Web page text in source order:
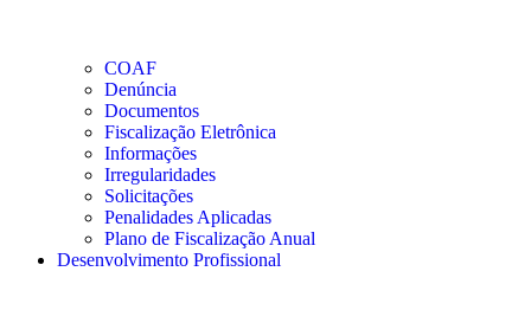
COAF
Denúncia
Documentos
Fiscalização Eletrônica
Informações
Irregularidades
Solicitações
Penalidades Aplicadas
Plano de Fiscalização Anual
Desenvolvimento Profissional